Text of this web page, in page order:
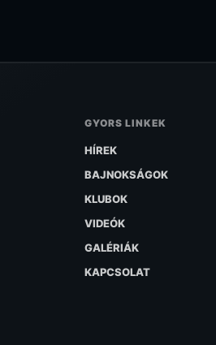
GYORS LINKEK
HÍREK
BAJNOKSÁGOK
KLUBOK
VIDEÓK
GALÉRIÁK
KAPCSOLAT